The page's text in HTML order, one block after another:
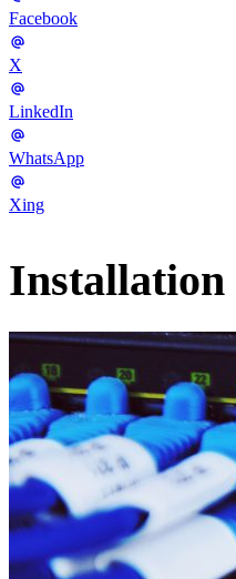
Facebook
X
LinkedIn
WhatsApp
Xing
Installation